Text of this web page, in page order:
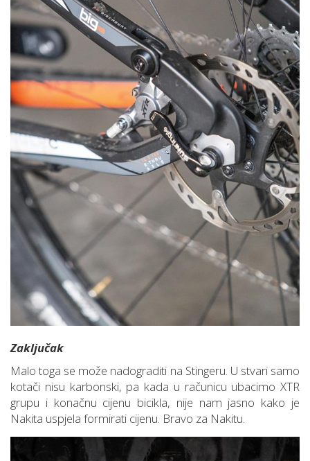
Zaključak
Malo toga se može nadograditi na Stingeru. U stvari samo
kotači nisu karbonski, pa kada u računicu ubacimo XTR
grupu i konačnu cijenu bicikla, nije nam jasno kako je
Nakita uspjela formirati cijenu. Bravo za Nakitu.